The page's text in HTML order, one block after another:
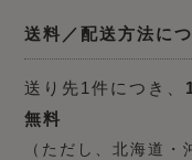
送料／配送方法に
送り先1件につき、
無料
（ただし、北海道